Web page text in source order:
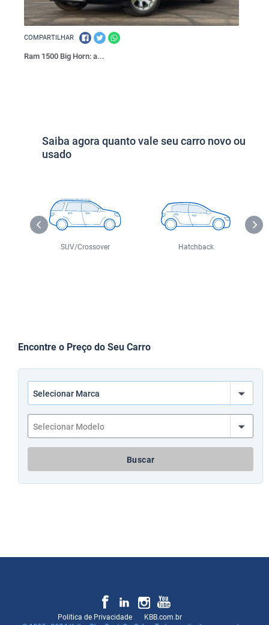
COMPARTILHAR
Ram 1500 Big Horn: a...
Saiba agora quanto vale seu carro novo ou
usado
SUV/Crossover Hatchback
Encontre o Preço do Seu Carro
Buscar
Politica de Privacidade
KBB.com.br